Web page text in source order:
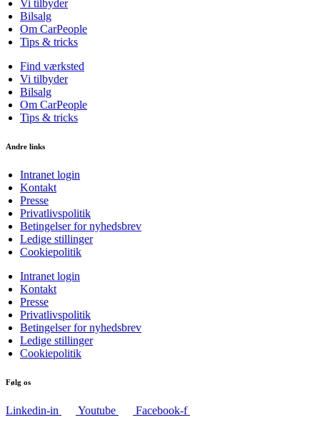
Vi tilbyder
Bilsalg
Om CarPeople
Tips & tricks
Find værksted
Vi tilbyder
Bilsalg
Om CarPeople
Tips & tricks
Andre links
Intranet login
Kontakt
Presse
Privatlivspolitik
Betingelser for nyhedsbrev
Ledige stillinger
Cookiepolitik
Intranet login
Kontakt
Presse
Privatlivspolitik
Betingelser for nyhedsbrev
Ledige stillinger
Cookiepolitik
Følg os
Linkedin-in Youtube Facebook-f